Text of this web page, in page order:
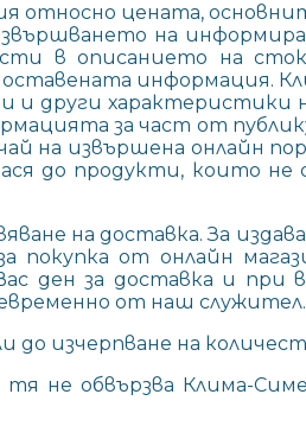
относно цената,
на
в описанието на
информация.
и други
за част от
на извършена онлайн
до продукти, които не
на доставка. За
от онлайн
ден за доставка и
от наш служител.
до изчерпване на
не обвързва Клима-